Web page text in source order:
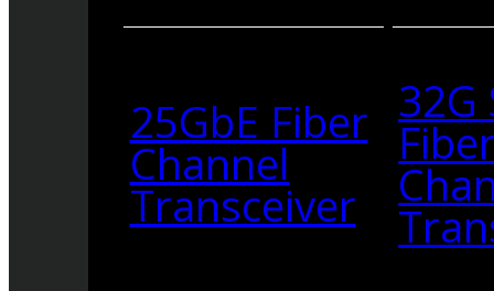
25GbE Fiber
Channel
Transceiver
32G